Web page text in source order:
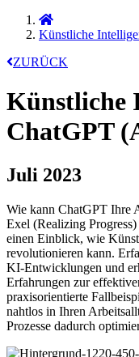
Künstliche
ZURÜCK
Künstliche
ChatGPT
Juli 2023
Wie kann ChatGPT Ihre
Exel (Realizing
einen Einblick, wie
revolutionieren kann.
KI-Entwicklungen und
Erfahrungen zur
praxisorientierte
nahtlos in Ihren
Prozesse dadurch